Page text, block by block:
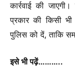
कार्रवाई की
प्रकार की किसी
पुलिस को दें, ताकि
इसे भी पढ़ें………..